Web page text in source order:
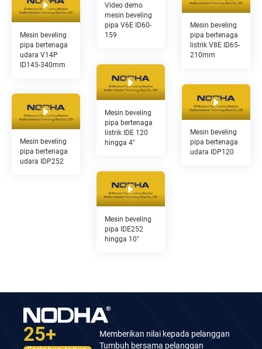
Video demo
mesin beveling
pipa V6E ID60-
159
Mesin beveling
pipa bertenaga
listrik V8E ID65-
210mm
Mesin beveling
pipa bertenaga
udara V14P
ID145-340mm
Mesin beveling
pipa bertenaga
listrik IDE 120
hingga 4"
Mesin beveling
pipa bertenaga
udara IDP120
Mesin beveling
pipa bertenaga
udara IDP252
Mesin beveling
pipa IDE252
hingga 10"
25+
Memberikan nilai kepada pelanggan
Tumbuh bersama pelanggan